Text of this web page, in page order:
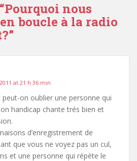
nous
boucle à la radio
at 21 h 36 min
on oublier une personne qui
handicap chante trés bien et
d’enregistrement de
que vous ne voyez pas un cul,
et une personne qui répète le